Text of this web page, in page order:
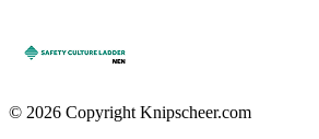
© 2026 Copyright Knipscheer.com